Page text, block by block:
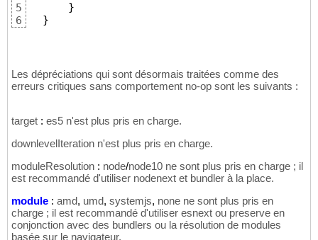
5
6
}
}
Les dépréciations qui sont désormais traitées comme des
erreurs critiques sans comportement no-op sont les suivants :
target : es5 n'est plus pris en charge.
downlevelIteration n'est plus pris en charge.
moduleResolution : node/node10 ne sont plus pris en charge ; il
est recommandé d'utiliser nodenext et bundler à la place.
module : amd, umd, systemjs, none ne sont plus pris en
charge ; il est recommandé d'utiliser esnext ou preserve en
conjonction avec des bundlers ou la résolution de modules
basée sur le navigateur.